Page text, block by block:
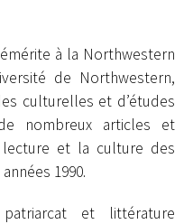
à la Northwestern
de Northwestern,
culturelles et d’études
nombreux articles et
lecture et la culture des
1990.
et littérature